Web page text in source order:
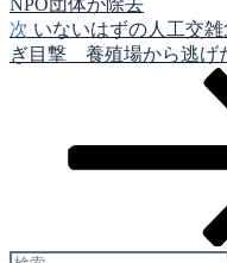
シ
ョ
次
の
次 いないはずの人工交
ぎ目撃 養殖場から逃